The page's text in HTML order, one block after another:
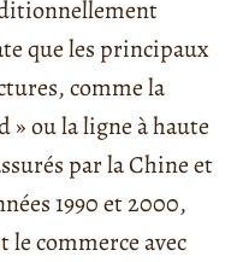
que les principaux
comme la
ou la ligne à haute
par la Chine et
1990 et 2000,
le commerce avec